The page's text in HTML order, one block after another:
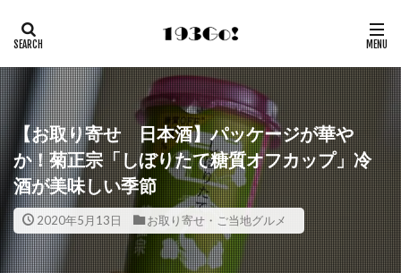
【お取り寄せ 日本酒】パッケージが華や
か！菊正宗「しぼりたて糖質オフカップ」冷
酒が美味しい季節
2020年5月13日 お取り寄せ・ご当地グルメ